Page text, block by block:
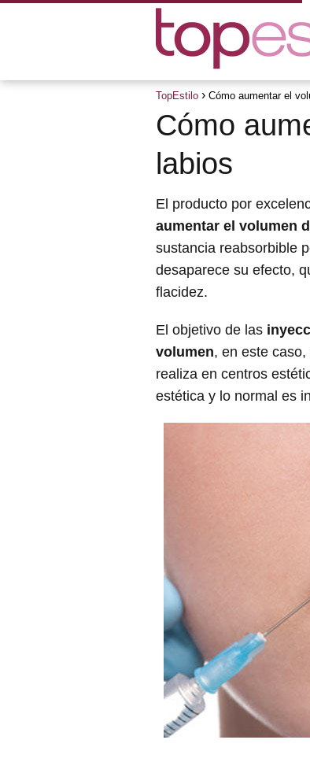
TopEstilo Cómo aumentar el
Cómo
labios
El producto por
aumentar el volumen
sustancia reabsorbible
desaparece su efecto,
flacidez.
El objetivo de las
volumen, en este
realiza en centros
estética y lo normal es